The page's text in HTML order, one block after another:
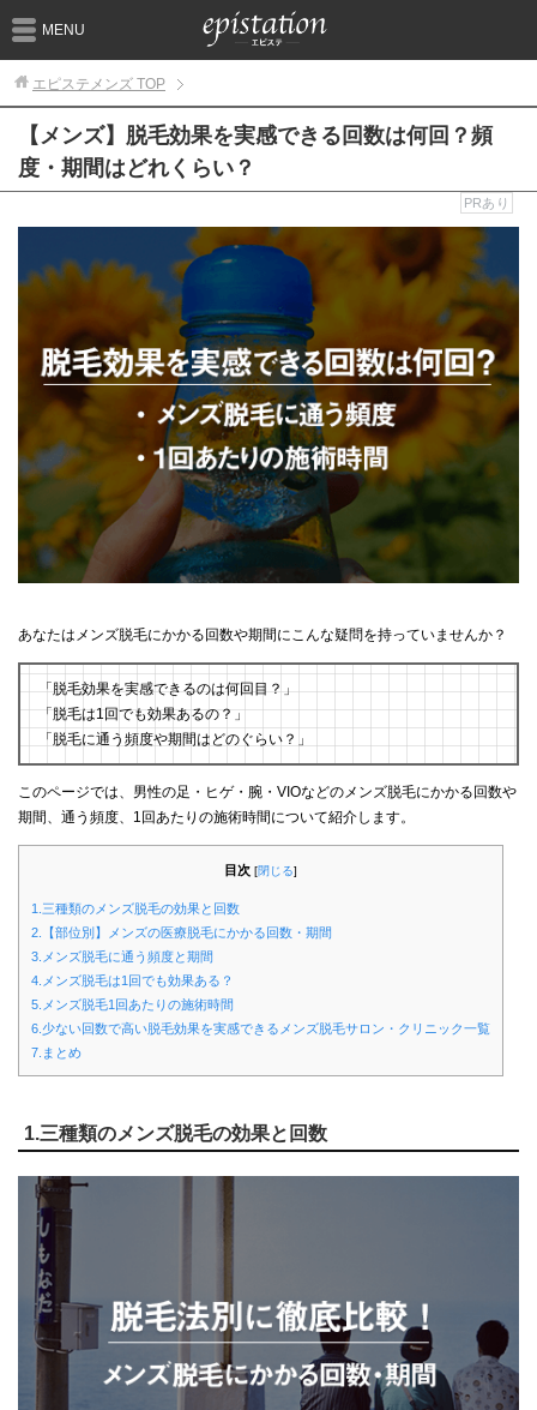
MENU
エピステメンズ TOP
【メンズ】脱毛効果を実感できる回数は何回？頻
度・期間はどれくらい？
PRあり
あなたはメンズ脱毛にかかる回数や期間にこんな疑問を持っていませんか？
「脱毛効果を実感できるのは何回目？」
「脱毛は1回でも効果あるの？」
「脱毛に通う頻度や期間はどのぐらい？」
このページでは、男性の足・ヒゲ・腕・VIOなどのメンズ脱毛にかかる回数や
期間、通う頻度、1回あたりの施術時間について紹介します。
目次 [閉じる]
1.三種類のメンズ脱毛の効果と回数
2.【部位別】メンズの医療脱毛にかかる回数・期間
3.メンズ脱毛に通う頻度と期間
4.メンズ脱毛は1回でも効果ある？
5.メンズ脱毛1回あたりの施術時間
6.少ない回数で高い脱毛効果を実感できるメンズ脱毛サロン・クリニック一覧
7.まとめ
1.三種類のメンズ脱毛の効果と回数